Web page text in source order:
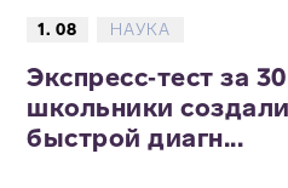
1. 08 НАУКА
Экспресс‑тест за
школьники
быстрой диагн...